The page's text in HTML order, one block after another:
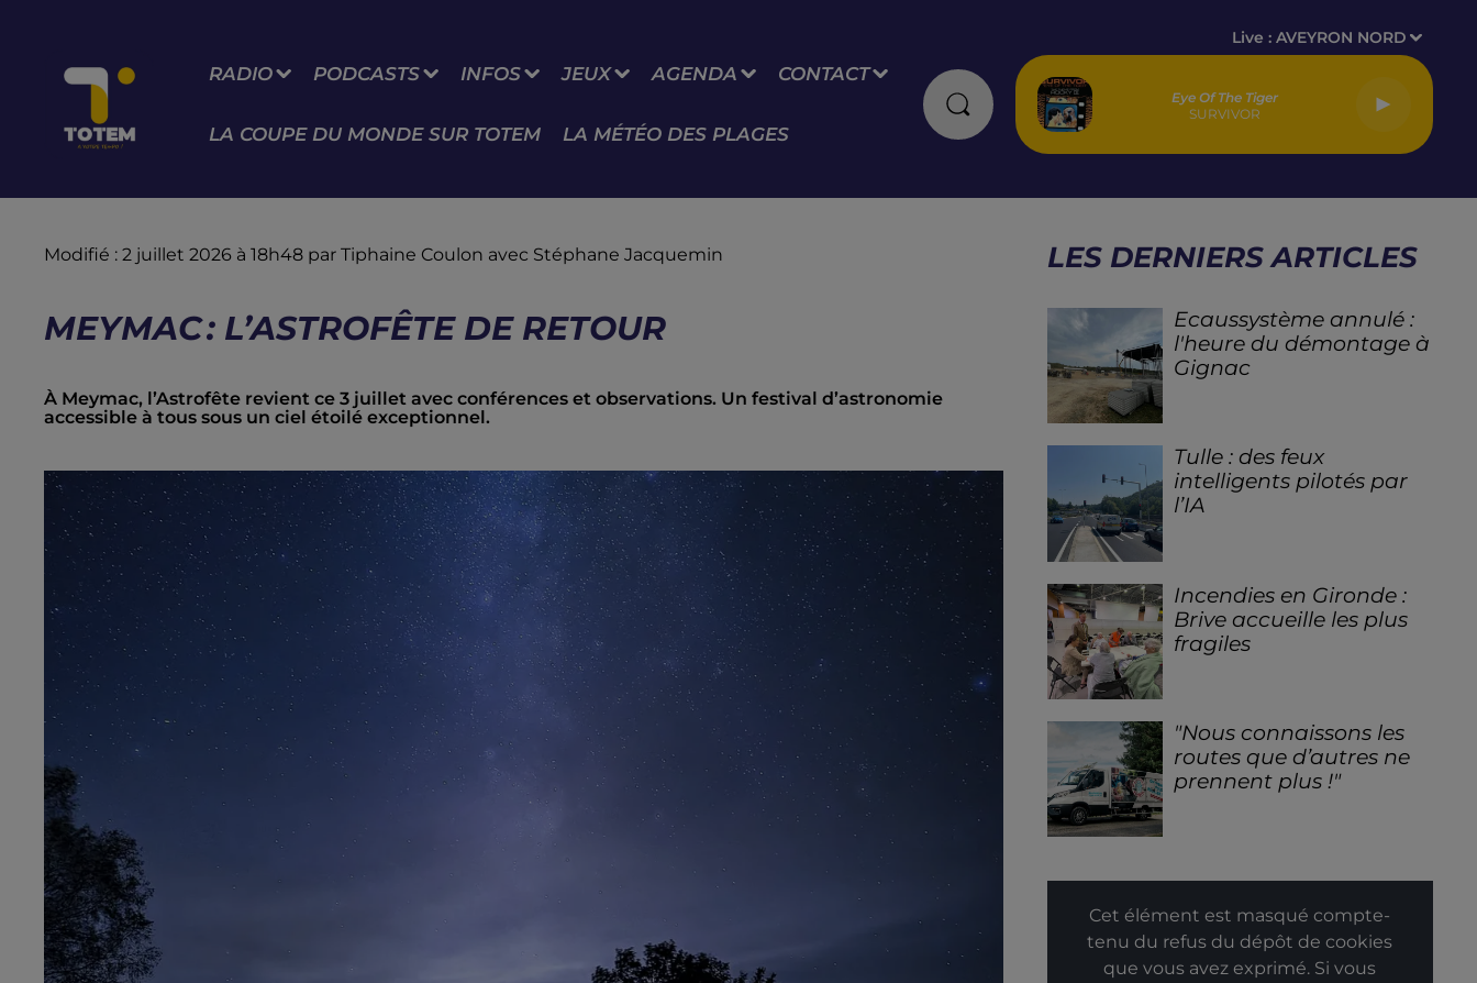
RADIO PODCASTS INFOS JEUX AGENDA CONTACT
LA COUPE DU MONDE SUR TOTEM LA MÉTÉO DES PLAGES
Live :AVEYRON NORD
Eye Of The Tiger
SURVIVOR
Modifié : 2 juillet 2026 à 18h48 par Tiphaine Coulon avec Stéphane Jacquemin
MEYMAC : L’ASTROFÊTE DE RETOUR
À Meymac, l’Astrofête revient ce 3 juillet avec conférences et observations. Un festival d’astronomie
accessible à tous sous un ciel étoilé exceptionnel.
LES DERNIERS ARTICLES
Ecaussystème annulé :
l'heure du démontage à
Gignac
Tulle : des feux
intelligents pilotés par
l’IA
Incendies en Gironde :
Brive accueille les plus
fragiles
"Nous connaissons les
routes que d’autres ne
prennent plus !"
Cet élément est masqué compte-
tenu du refus du dépôt de cookies
que vous avez exprimé. Si vous